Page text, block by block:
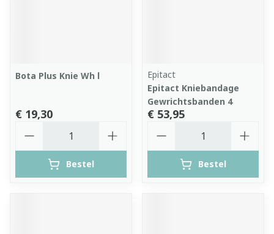
Bota Plus Knie Wh l
€ 19,30
Bestel
Epitact
Epitact Kniebandage
Gewrichtsbanden 4
€ 53,95
Bestel